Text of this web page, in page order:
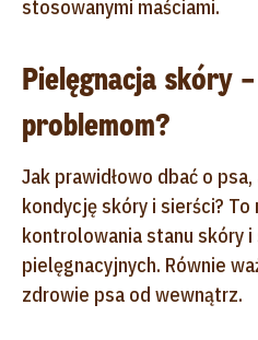
stosowanymi maściami.
Pielęgnacja skóry
problemom?
Jak prawidłowo dbać o
kondycję skóry i sierści?
kontrolowania stanu skóry
pielęgnacyjnych. Równie
zdrowie psa od wewnątrz.